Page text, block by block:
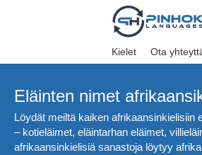
Kielet Ota
Eläinten nimet
Löydät meiltä kaiken afrikaansinkielisiin
– kotieläimet, eläintarhan eläimet,
afrikaansinkielisiä sanastoja löytyy